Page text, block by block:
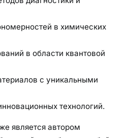
в химических
в области квантовой
с уникальными
технологий.
является автором